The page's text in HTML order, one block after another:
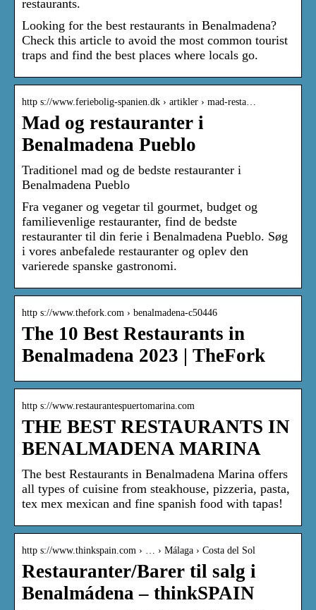
restaurants.
Looking for the best restaurants in Benalmadena?
Check this article to avoid the most common tourist
traps and find the best places where locals go.
http s://www.feriebolig-spanien.dk › artikler › mad-resta…
Mad og restauranter i
Benalmadena Pueblo
Traditionel mad og de bedste restauranter i
Benalmadena Pueblo
Fra veganer og vegetar til gourmet, budget og
familievenlige restauranter, find de bedste
restauranter til din ferie i Benalmadena Pueblo. Søg
i vores anbefalede restauranter og oplev den
varierede spanske gastronomi.
http s://www.thefork.com › benalmadena-c50446
The 10 Best Restaurants in
Benalmadena 2023 | TheFork
http s://www.restaurantespuertomarina.com
THE BEST RESTAURANTS IN
BENALMADENA MARINA
The best Restaurants in Benalmadena Marina offers
all types of cuisine from steakhouse, pizzeria, pasta,
tex mex mexican and fine spanish food with tapas!
http s://www.thinkspain.com › … › Málaga › Costa del Sol
Restauranter/Barer til salg i
Benalmádena – thinkSPAIN